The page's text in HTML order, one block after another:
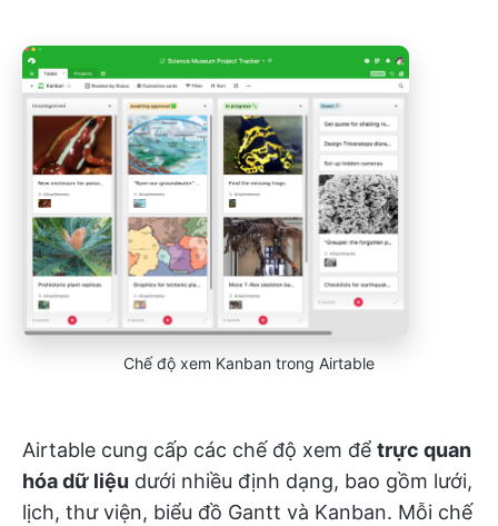
Chế độ xem Kanban trong Airtable
Airtable cung cấp các chế độ xem để trực quan
hóa dữ liệu dưới nhiều định dạng, bao gồm lưới,
lịch, thư viện, biểu đồ Gantt và Kanban. Mỗi chế